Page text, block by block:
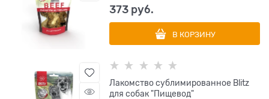
373 руб.
В КОРЗИНУ
Лакомство сублимированное Blitz
для собак "Пищевод"